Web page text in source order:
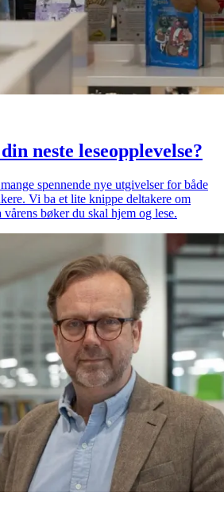
neste leseopplevelse?
spennende nye utgivelser for både
Vi ba et lite knippe deltakere om
bøker du skal hjem og lese.